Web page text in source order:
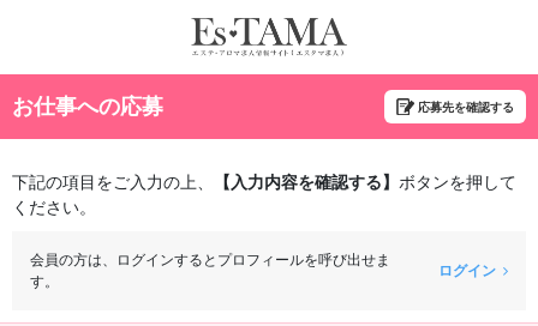
お仕事への応募 応募先を確認する
下記の項目をご入力の上、 【入力内容を確認する】 ボタンを押して
ください。
会員の方は、ログインするとプロフィールを呼び出せま
す。
ログイン